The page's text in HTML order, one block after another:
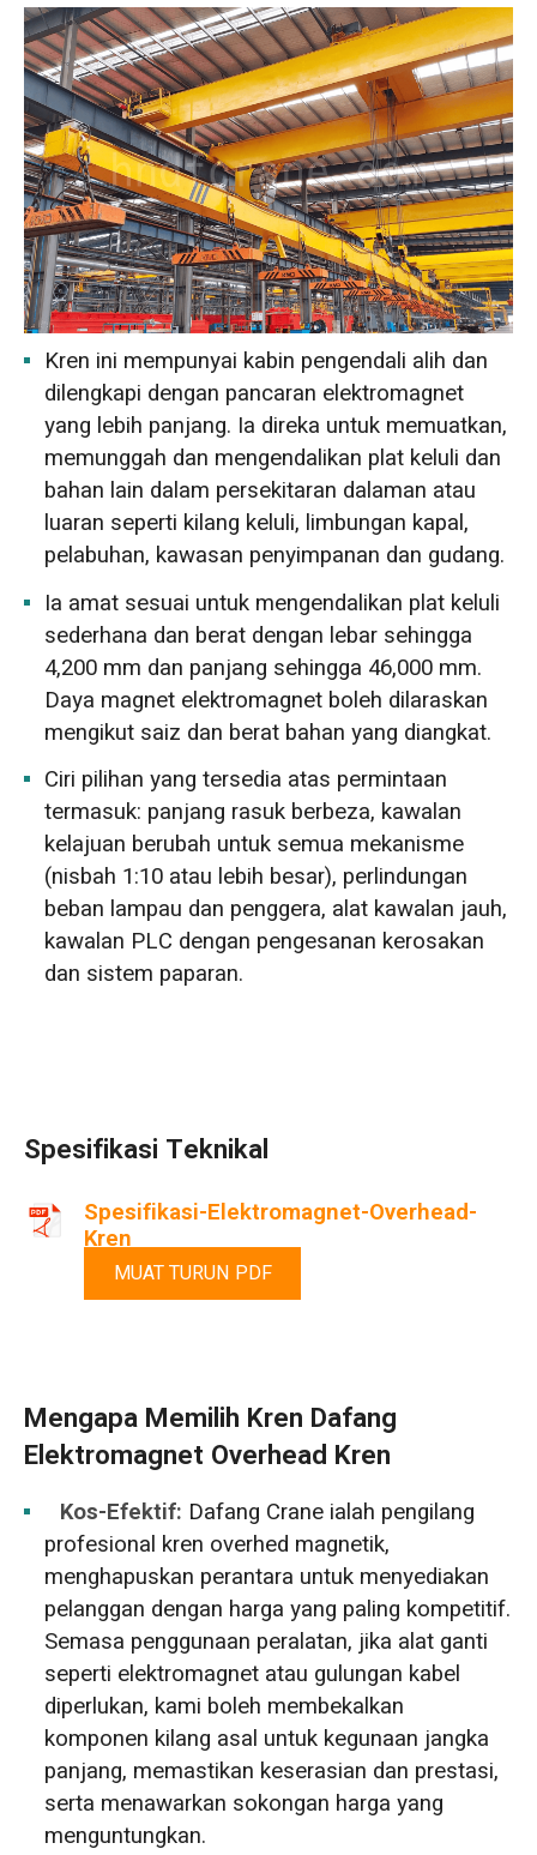
Kren ini mempunyai kabin pengendali alih dan
dilengkapi dengan pancaran elektromagnet
yang lebih panjang. Ia direka untuk memuatkan,
memunggah dan mengendalikan plat keluli dan
bahan lain dalam persekitaran dalaman atau
luaran seperti kilang keluli, limbungan kapal,
pelabuhan, kawasan penyimpanan dan gudang.
Ia amat sesuai untuk mengendalikan plat keluli
sederhana dan berat dengan lebar sehingga
4,200 mm dan panjang sehingga 46,000 mm.
Daya magnet elektromagnet boleh dilaraskan
mengikut saiz dan berat bahan yang diangkat.
Ciri pilihan yang tersedia atas permintaan
termasuk: panjang rasuk berbeza, kawalan
kelajuan berubah untuk semua mekanisme
(nisbah 1:10 atau lebih besar), perlindungan
beban lampau dan penggera, alat kawalan jauh,
kawalan PLC dengan pengesanan kerosakan
dan sistem paparan.
Spesifikasi Teknikal
Spesifikasi-Elektromagnet-Overhead-
Kren
MUAT TURUN PDF
Mengapa Memilih Kren Dafang
Elektromagnet Overhead Kren
Kos-Efektif: Dafang Crane ialah pengilang
profesional kren overhed magnetik,
menghapuskan perantara untuk menyediakan
pelanggan dengan harga yang paling kompetitif.
Semasa penggunaan peralatan, jika alat ganti
seperti elektromagnet atau gulungan kabel
diperlukan, kami boleh membekalkan
komponen kilang asal untuk kegunaan jangka
panjang, memastikan keserasian dan prestasi,
serta menawarkan sokongan harga yang
menguntungkan.